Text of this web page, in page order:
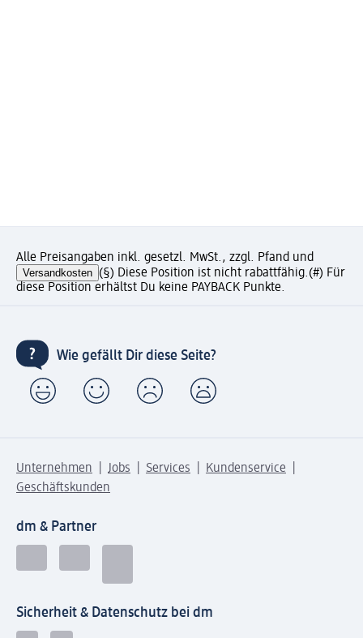
Alle Preisangaben inkl. gesetzl. MwSt., zzgl. Pfand und
Versandkosten (§) Diese Position ist nicht rabattfähig.(#) Für
diese Position erhältst Du keine PAYBACK Punkte.
Wie gefällt Dir diese Seite?
Unternehmen Jobs Services
Kundenservice
Geschäftskunden
dm & Partner
Sicherheit & Datenschutz bei dm